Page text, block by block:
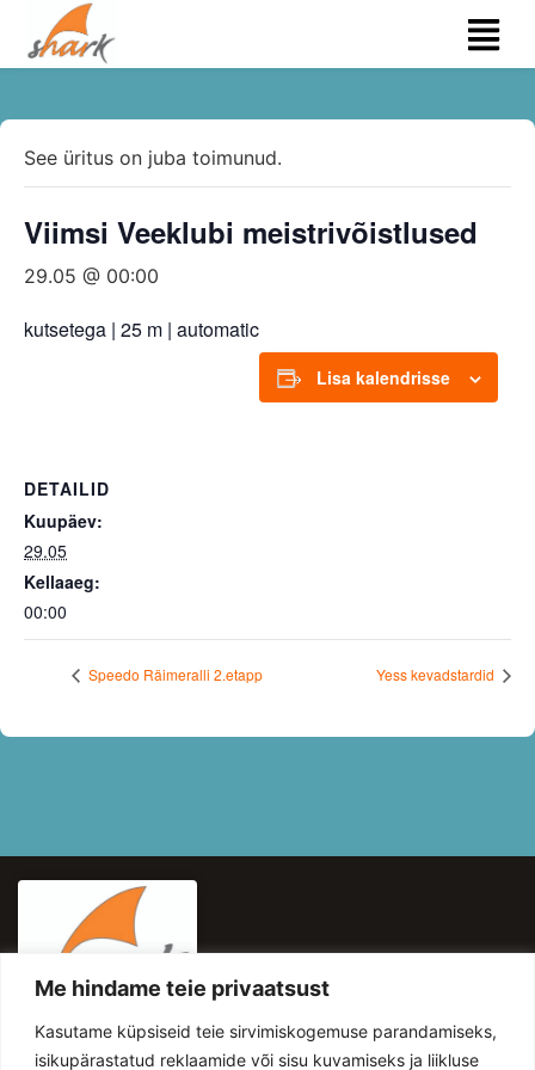
Me hindame teie privaatsust
Kasutame küpsiseid teie sirvimiskogemuse parandamiseks,
isikupärastatud reklaamide või sisu kuvamiseks ja liikluse
See üritus on juba toimunud.
Viimsi Veeklubi meistrivõistlused
29.05 @ 00:00
kutsetega | 25 m | automatic
Lisa kalendrisse
DETAILID
Kuupäev:
29.05
Kellaaeg:
00:00
Speedo Räimeralli 2.etapp Yess kevadstardid
KASULIKUD LINGID
HINNAKIRI